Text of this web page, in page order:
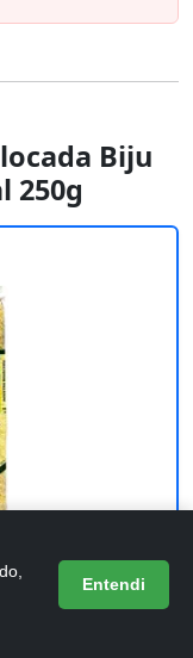
Biju
250g
Entendi